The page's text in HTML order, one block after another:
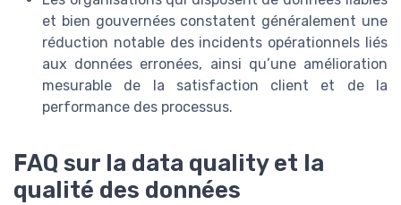
et bien gouvernées constatent généralement une
réduction notable des incidents opérationnels liés
aux données erronées, ainsi qu’une amélioration
mesurable de la satisfaction client et de la
performance des processus.
FAQ sur la data quality et la
qualité des données